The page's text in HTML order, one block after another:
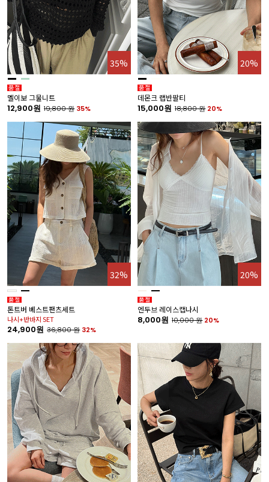
35%
멜이보 그물니트
12,900원 19,800원 35%
20%
데몬크 랩반팔티
15,000원 18,800원 20%
32%
톤트버 베스트팬츠세트
나시+반바지 SET
24,900원 36,800원 32%
20%
엔두브 레이스캡나시
8,000원 10,000원 20%